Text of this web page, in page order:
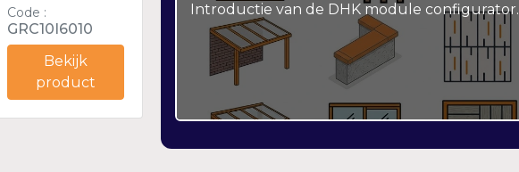
Code :
GRC10I6010
Bekijk
product
Introductie van de DHK module configurator.